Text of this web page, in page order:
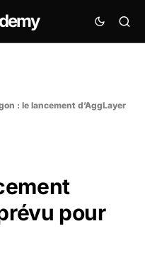
: le lancement d’AggLayer
pour